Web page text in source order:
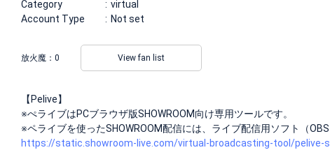
Category
virtual
Account Type
Not set
放火魔： 0 View fan list
【Pelive】
※ぺライブはPCブラウザ版SHOWROOM向け専用ツールです。
※ペライブを使ったSHOWROOM配信には、ライブ配信用ソフト（
https://static.showroom-live.com/virtual-broadcasting-tool/pelive-